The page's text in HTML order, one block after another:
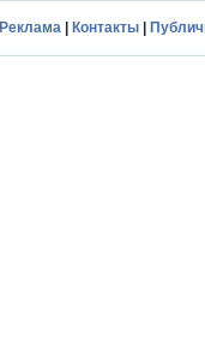
Реклама Контакты